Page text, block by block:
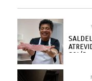
SOLÍS